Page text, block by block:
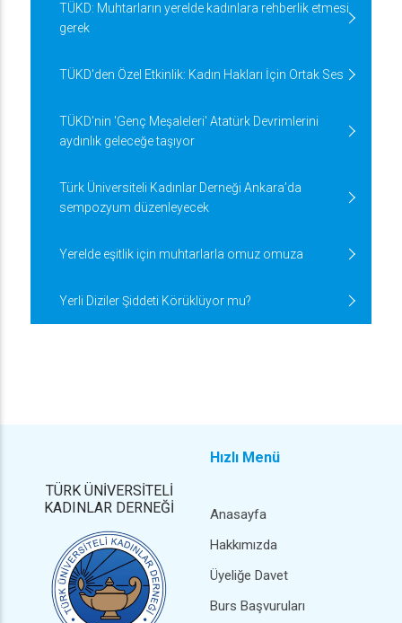
TÜKD: Muhtarların yerelde kadınlara rehberlik etmesi
gerek
TÜKD'den Özel Etkinlik: Kadın Hakları İçin Ortak Ses
TÜKD'nin 'Genç Meşaleleri' Atatürk Devrimlerini
aydınlık geleceğe taşıyor
Türk Üniversiteli Kadınlar Derneği Ankara’da
sempozyum düzenleyecek
Yerelde eşitlik için muhtarlarla omuz omuza
Yerli Diziler Şiddeti Körüklüyor mu?
TÜRK ÜNİVERSİTELİ
KADINLAR DERNEĞİ
Hızlı Menü
Anasayfa
Hakkımızda
Üyeliğe Davet
Burs Başvuruları